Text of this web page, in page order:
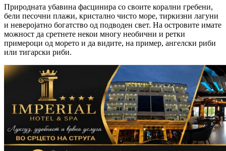
Природната убавина фасцинира со своите корални гребени,
бели песочни плажи, кристално чисто море, тиркизни лагуни
и неверојатно богатство од подводен свет. На островите имате
можност да сретнете некои многу необични и ретки
примероци од морето и да видите, на пример, ангелски риби
или тигарски риби.